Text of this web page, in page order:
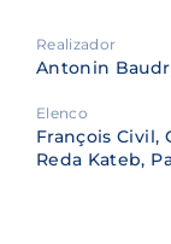
Realizador
Antonin
Elenco
François Civil,
Reda Kateb,